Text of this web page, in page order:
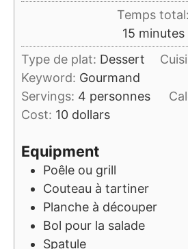
Temps total:
15minutes
minutes
Type de plat: Dessert
Keyword: Gourmand
Servings: 4 personnes
Cost: 10 dollars
Equipment
Poêle ou grill
Couteau à tartiner
Planche à découper
Bol pour la salade
Spatule